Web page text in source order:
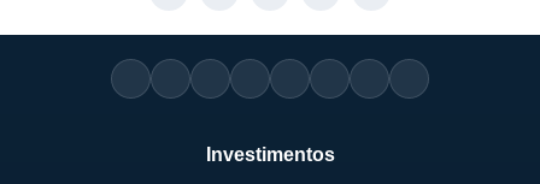
Suas linhas de negócios abrangem serviços
Investimentos